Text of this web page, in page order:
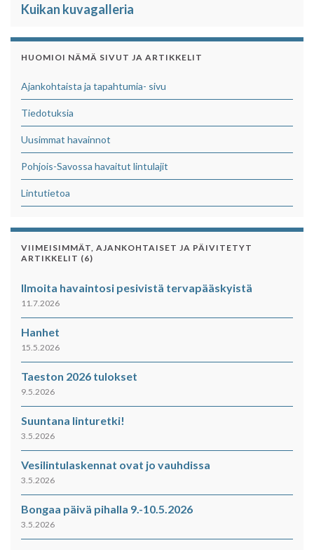
Kuikan kuvagalleria
HUOMIOI NÄMÄ SIVUT JA ARTIKKELIT
Ajankohtaista ja tapahtumia- sivu
Tiedotuksia
Uusimmat havainnot
Pohjois-Savossa havaitut lintulajit
Lintutietoa
VIIMEISIMMÄT, AJANKOHTAISET JA PÄIVITETYT
ARTIKKELIT (6)
Ilmoita havaintosi pesivistä tervapääskyistä
11.7.2026
Hanhet
15.5.2026
Taeston 2026 tulokset
9.5.2026
Suuntana linturetki!
3.5.2026
Vesilintulaskennat ovat jo vauhdissa
3.5.2026
Bongaa päivä pihalla 9.-10.5.2026
3.5.2026